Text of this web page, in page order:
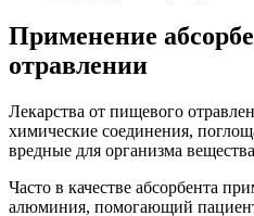
Применение
отравлении
Лекарства от пищевого
химические соединения,
вредные для организма
Часто в качестве абсорбента
алюминия, помогающий